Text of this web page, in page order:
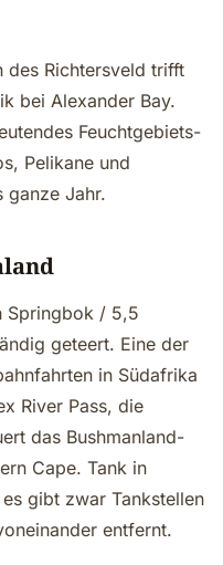
des Richtersveld trifft
bei Alexander Bay.
Feuchtgebiets-
Pelikane und
ganze Jahr.
Springbok / 5,5
geteert. Eine der
in Südafrika
River Pass, die
das Bushmanland-
Cape. Tank in
gibt zwar Tankstellen
entfernt.